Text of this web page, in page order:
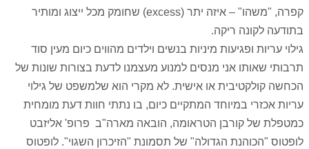
קפרה, "משהו" – איזה יתר (excess) שחומק מכל ייצוג ומותיר
בתודעה לקונה ריקה.
גילוי עריות ופגיעות מיניות בנשים וילדים מהווים כיום מעין סוד
תרבותי שאותו אני מנסים למנוע מעצמנו לדעת בצורות שונות של
הכחשה קולקטיבית או אישית. לא מקרי הוא שלמשפט של גילוי
עריות אכזרי במיוחד המתקיים כיום, בו נתתי חוות דעת מומחית
כמטפלת של קורבן הטראומה, הובאה מארה"ב פרופ' אליזבט
לופטוס "הכוהנת הגדולה" של תסמונת "הזיכרון השגוי". לופטוס